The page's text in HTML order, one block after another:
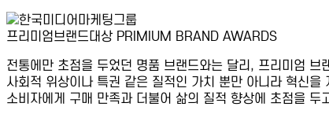
프리미엄브랜드대상 PRIMIUM BRAND AWARDS
전통에만 초점을 두었던 명품 브랜드와는 달리, 프리미엄 브
사회적 위상이나 특권 같은 질적인 가치 뿐만 아니라 혁신을
소비자에게 구매 만족과 더불어 삶의 질적 향상에 초점을 두